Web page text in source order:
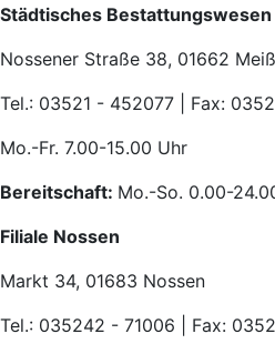
Städtisches Bestattungswesen
Nossener Straße 38, 01662
Tel.: 03521 - 452077 | Fax:
Mo.-Fr. 7.00-15.00 Uhr
Bereitschaft: Mo.-So. 0.00-
Filiale Nossen
Markt 34, 01683 Nossen
Tel.: 035242 - 71006 | Fax: